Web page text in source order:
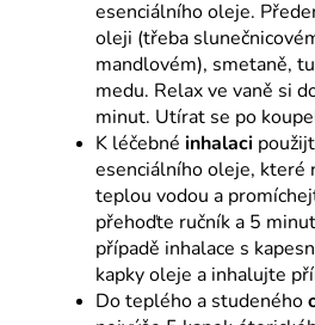
esenciálního oleje.
oleji (třeba
mandlovém), smetaně,
medu. Relax ve vaně si
minut. Utírat se po
K léčebné inhalaci
esenciálního oleje, které
teplou vodou a
přehoďte ručník a 5
případě inhalace s
kapky oleje a inhalujte
Do teplého a studeného